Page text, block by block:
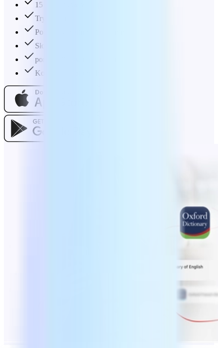
15 słowników w 1 aplikacji
Tryb offline
Ponad 1M definicji i synonimów
Słowo dnia
ponad 100 tys. nagrań wymowy
Kolekcja ulubionych